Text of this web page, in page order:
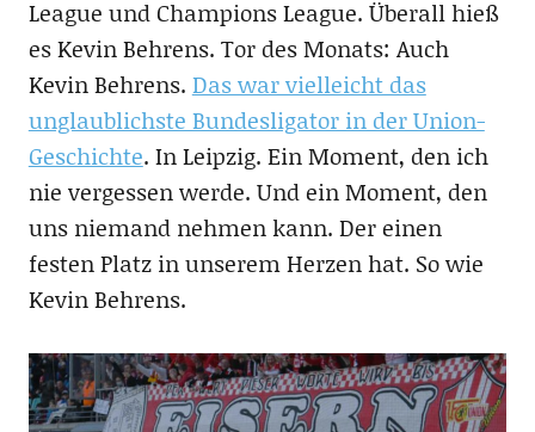
League und Champions League. Überall hieß
es Kevin Behrens. Tor des Monats: Auch
Kevin Behrens. Das war vielleicht das
unglaublichste Bundesligator in der Union-
Geschichte. In Leipzig. Ein Moment, den ich
nie vergessen werde. Und ein Moment, den
uns niemand nehmen kann. Der einen
festen Platz in unserem Herzen hat. So wie
Kevin Behrens.